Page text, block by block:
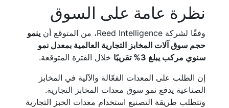
نظرة عامة على السوق
وفقًا لشركة Reed Intelligence، من المتوقع أن
ينمو
حجم سوق آلات المخابز التجارية العالمية بمعدل نمو
سنوي مركب يبلغ 3% تقريبًا
خلال الفترة المتوقعة.
إن الطلب على المعدات الفعّالة والآلية في المخابز
الصناعية يدفع نمو سوق معدات المخابز التجارية.
وتتطلب طريقة التصنيع استخدام معدات الخبز التجارية